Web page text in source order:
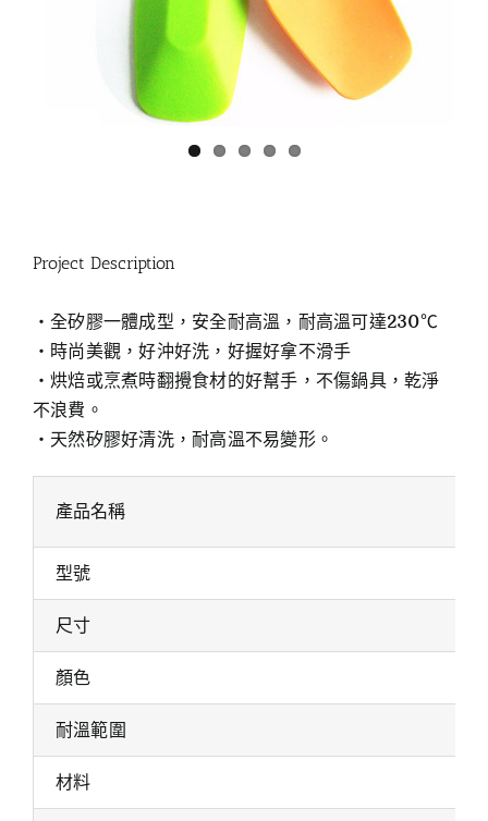
Project Description
‧全矽膠一體成型，安全耐高溫，耐高溫可達230℃
‧時尚美觀，好沖好洗，好握好拿不滑手
‧烘焙或烹煮時翻攪食材的好幫手，不傷鍋具，乾淨
不浪費。
‧天然矽膠好清洗，耐高溫不易變形。
產品名稱
型號
尺寸
顏色
耐溫範圍
材料